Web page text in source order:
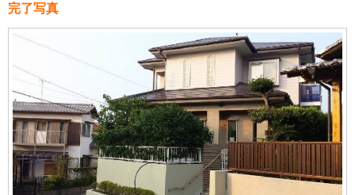
完了写真